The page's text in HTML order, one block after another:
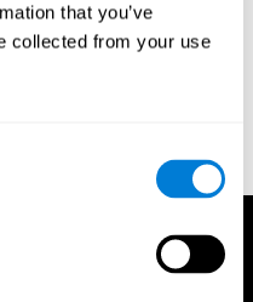
that you’ve
collected from your use
temporais em crianças